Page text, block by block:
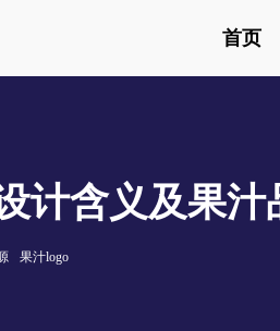
首页
计含义及果
果汁logo